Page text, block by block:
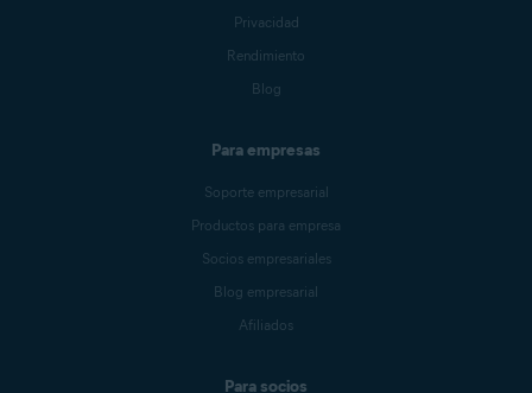
Privacidad
Rendimiento
Blog
Para empresas
Soporte empresarial
Productos para empresa
Socios empresariales
Blog empresarial
Afiliados
Para socios